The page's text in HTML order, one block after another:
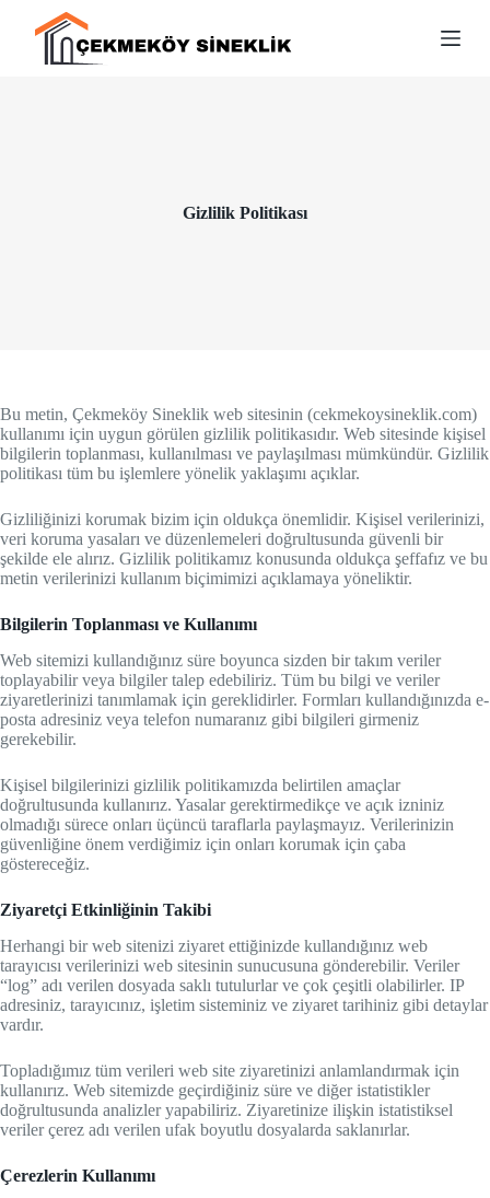
Gizlilik Politikası
Bu metin, Çekmeköy Sineklik web sitesinin (cekmekoysineklik.com)
kullanımı için uygun görülen gizlilik politikasıdır. Web sitesinde kişisel
bilgilerin toplanması, kullanılması ve paylaşılması mümkündür. Gizlilik
politikası tüm bu işlemlere yönelik yaklaşımı açıklar.
Gizliliğinizi korumak bizim için oldukça önemlidir. Kişisel verilerinizi,
veri koruma yasaları ve düzenlemeleri doğrultusunda güvenli bir
şekilde ele alırız. Gizlilik politikamız konusunda oldukça şeffafız ve bu
metin verilerinizi kullanım biçimimizi açıklamaya yöneliktir.
Bilgilerin Toplanması ve Kullanımı
Web sitemizi kullandığınız süre boyunca sizden bir takım veriler
toplayabilir veya bilgiler talep edebiliriz. Tüm bu bilgi ve veriler
ziyaretlerinizi tanımlamak için gereklidirler. Formları kullandığınızda e-
posta adresiniz veya telefon numaranız gibi bilgileri girmeniz
gerekebilir.
Kişisel bilgilerinizi gizlilik politikamızda belirtilen amaçlar
doğrultusunda kullanırız. Yasalar gerektirmedikçe ve açık izniniz
olmadığı sürece onları üçüncü taraflarla paylaşmayız. Verilerinizin
güvenliğine önem verdiğimiz için onları korumak için çaba
göstereceğiz.
Ziyaretçi Etkinliğinin Takibi
Herhangi bir web sitenizi ziyaret ettiğinizde kullandığınız web
tarayıcısı verilerinizi web sitesinin sunucusuna gönderebilir. Veriler
“log” adı verilen dosyada saklı tutulurlar ve çok çeşitli olabilirler. IP
adresiniz, tarayıcınız, işletim sisteminiz ve ziyaret tarihiniz gibi detaylar
vardır.
Topladığımız tüm verileri web site ziyaretinizi anlamlandırmak için
kullanırız. Web sitemizde geçirdiğiniz süre ve diğer istatistikler
doğrultusunda analizler yapabiliriz. Ziyaretinize ilişkin istatistiksel
veriler çerez adı verilen ufak boyutlu dosyalarda saklanırlar.
Çerezlerin Kullanımı